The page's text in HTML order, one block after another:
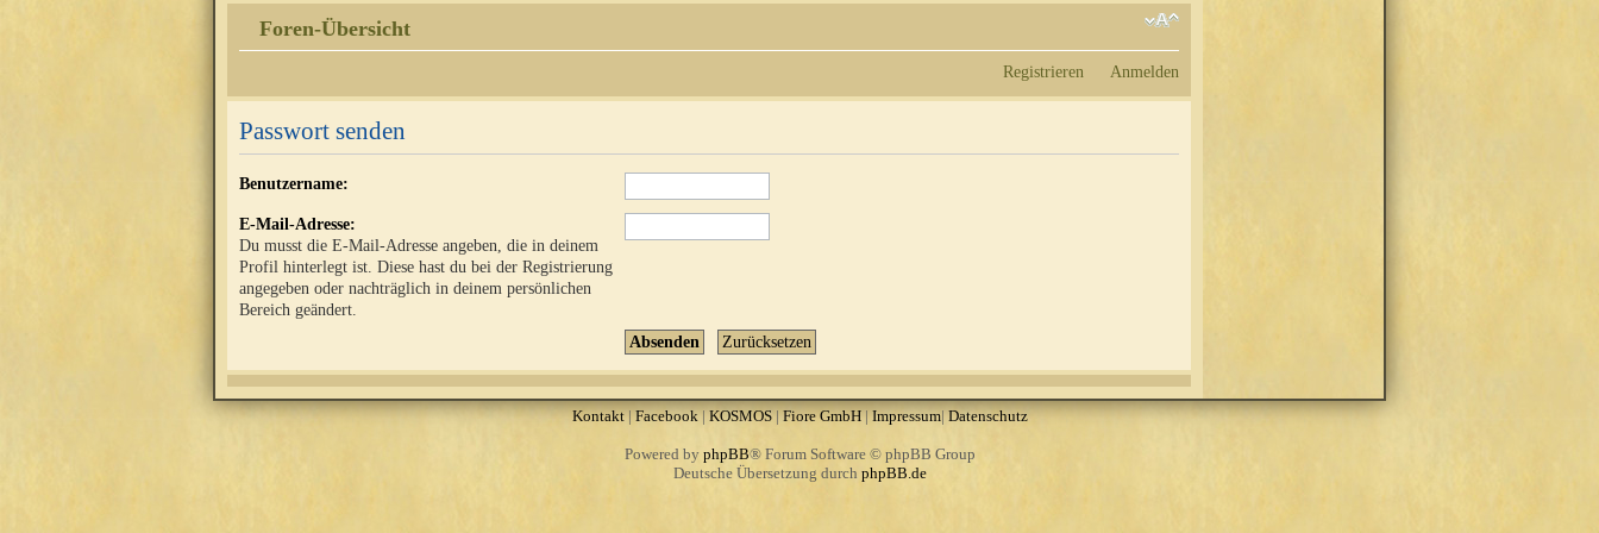
Foren-Übersicht
Registrieren Anmelden
Passwort senden
Benutzername:
E-Mail-Adresse:
Du musst die E-Mail-Adresse angeben, die in deinem
Profil hinterlegt ist. Diese hast du bei der Registrierung
angegeben oder nachträglich in deinem persönlichen
Bereich geändert.
Kontakt|Facebook | KOSMOS| Fiore GmbH| Impressum| Datenschutz
Powered by phpBB® Forum Software © phpBB Group
Deutsche Übersetzung durch phpBB.de